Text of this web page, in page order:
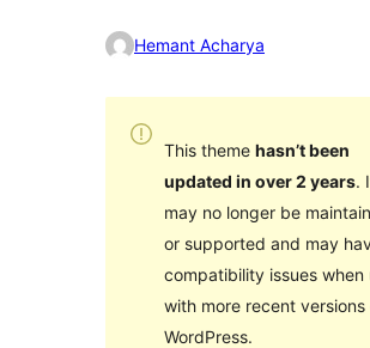
Hemant Acharya
This theme hasn’t been
updated in over 2 years.
may no longer be
or supported and may
compatibility issues when
with more recent versions
WordPress.